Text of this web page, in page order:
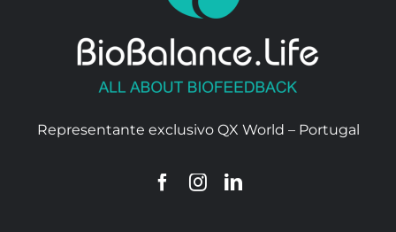
Representante exclusivo QX World – Portugal